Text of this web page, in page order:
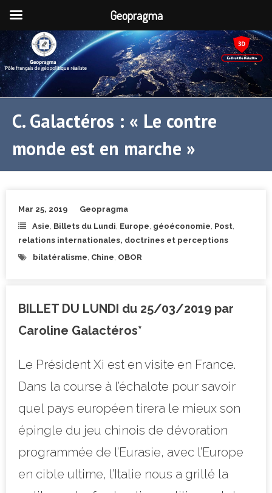
C. Galactéros : « Le contre
monde est en marche »
Mar 25, 2019
Geopragma
Asie Billets du Lundi Europe géoéconomie Post
relations internationales, doctrines et perceptions
bilatéralisme Chine OBOR
BILLET DU LUNDI du 25/03/2019 par
Caroline Galactéros*
Le Président Xi est en visite en France.
Dans la course à l’échalote pour savoir
quel pays européen tirera le mieux son
épingle du jeu chinois de dévoration
programmée de l’Eurasie, avec l’Europe
en cible ultime, l’Italie nous a grillé la
Geopragma